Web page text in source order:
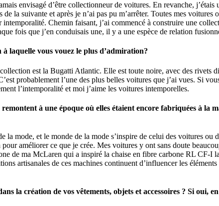
envisagé d’être collectionneur de voitures. En revanche,
la suivante et après je n’ai pas pu m’arrêter. Toutes mes
Chemin faisant, j’ai commencé à construire une
fois que j’en conduisais une, il y a une espèce de relation
laquelle vous vouez le plus d’admiration?
est la Bugatti Atlantic. Elle est toute noire, avec des
probablement l’une des plus belles voitures que j’ai vues. Si
l’intemporalité et moi j’aime les voitures intemporelles.
à une époque où elles étaient encore fabriquées à la
la mode, et le monde de la mode s’inspire de celui des voitures
améliorer ce que je crée. Mes voitures y ont sans doute
de ma McLaren qui a inspiré la chaise en fibre carbone RL CF-
artisanales de ces machines continuent d’influencer les
la création de vos vêtements, objets et accessoires ? Si oui,